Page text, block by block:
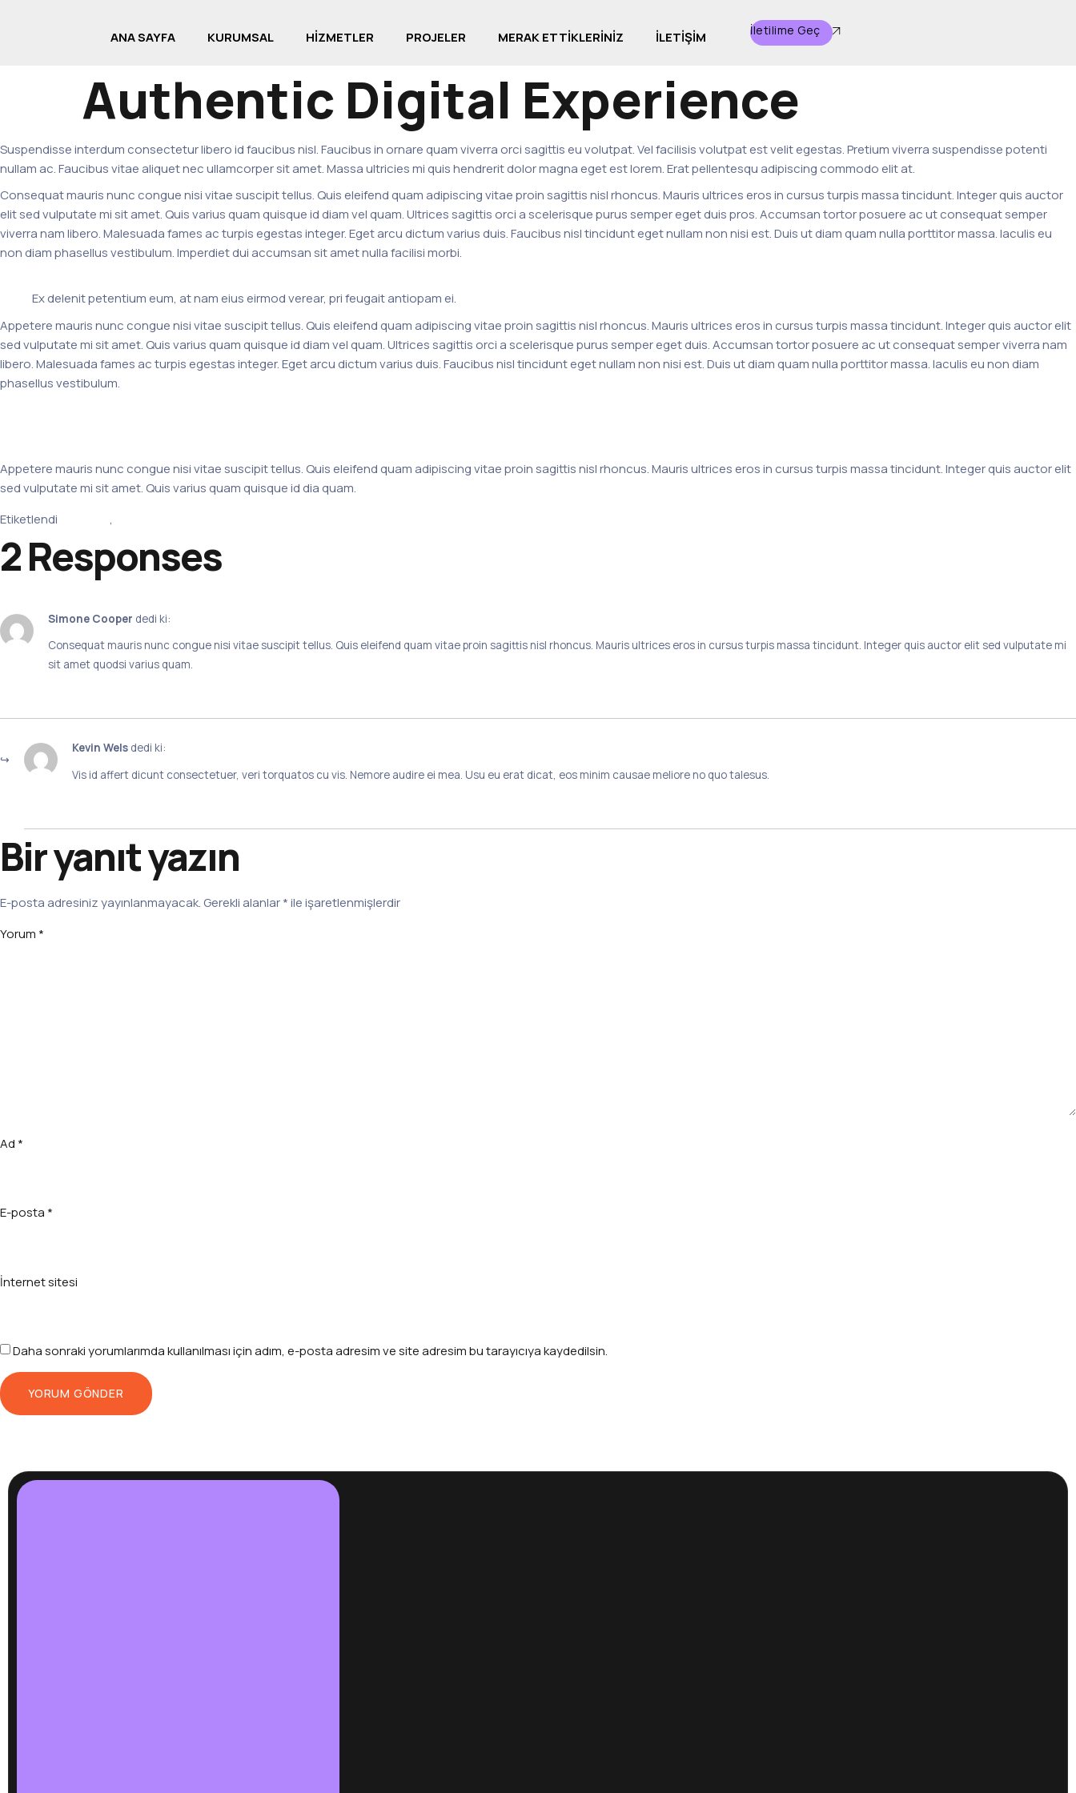
ANA SAYFA KURUMSAL HİZMETLER PROJELER MERAK ETTİKLERİNİZ İLETİŞİM İletilime Geç
Authentic Digital Experience
Suspendisse interdum consectetur libero id faucibus nisl. Faucibus in ornare quam viverra orci sagittis eu volutpat. Vel facilisis volutpat est velit egestas. Pretium viverra suspendisse potenti
nullam ac. Faucibus vitae aliquet nec ullamcorper sit amet. Massa ultricies mi quis hendrerit dolor magna eget est lorem. Erat pellentesqu adipiscing commodo elit at.
Consequat mauris nunc congue nisi vitae suscipit tellus. Quis eleifend quam adipiscing vitae proin sagittis nisl rhoncus. Mauris ultrices eros in cursus turpis massa tincidunt. Integer quis auctor
elit sed vulputate mi sit amet. Quis varius quam quisque id diam vel quam. Ultrices sagittis orci a scelerisque purus semper eget duis pros. Accumsan tortor posuere ac ut consequat semper
viverra nam libero. Malesuada fames ac turpis egestas integer. Eget arcu dictum varius duis. Faucibus nisl tincidunt eget nullam non nisi est. Duis ut diam quam nulla porttitor massa. Iaculis eu
non diam phasellus vestibulum. Imperdiet dui accumsan sit amet nulla facilisi morbi.
Ex delenit petentium eum, at nam eius eirmod verear, pri feugait antiopam ei.
Appetere mauris nunc congue nisi vitae suscipit tellus. Quis eleifend quam adipiscing vitae proin sagittis nisl rhoncus. Mauris ultrices eros in cursus turpis massa tincidunt. Integer quis auctor elit
sed vulputate mi sit amet. Quis varius quam quisque id diam vel quam. Ultrices sagittis orci a scelerisque purus semper eget duis. Accumsan tortor posuere ac ut consequat semper viverra nam
libero. Malesuada fames ac turpis egestas integer. Eget arcu dictum varius duis. Faucibus nisl tincidunt eget nullam non nisi est. Duis ut diam quam nulla porttitor massa. Iaculis eu non diam
phasellus vestibulum.
Appetere mauris nunc congue nisi vitae suscipit tellus. Quis eleifend quam adipiscing vitae proin sagittis nisl rhoncus. Mauris ultrices eros in cursus turpis massa tincidunt. Integer quis auctor elit
sed vulputate mi sit amet. Quis varius quam quisque id dia quam.
Etiketlendi
,
2 Responses
Simone Cooper dedi ki:
Consequat mauris nunc congue nisi vitae suscipit tellus. Quis eleifend quam vitae proin sagittis nisl rhoncus. Mauris ultrices eros in cursus turpis massa tincidunt. Integer quis auctor elit sed vulputate mi
sit amet quodsi varius quam.
Kevin Wels dedi ki:
Vis id affert dicunt consectetuer, veri torquatos cu vis. Nemore audire ei mea. Usu eu erat dicat, eos minim causae meliore no quo talesus.
Bir yanıt yazın
E-posta adresiniz yayınlanmayacak. Gerekli alanlar*ile işaretlenmişlerdir
Yorum *
Ad *
E-posta *
İnternet sitesi
Daha sonraki yorumlarımda kullanılması için adım, e-posta adresim ve site adresim bu tarayıcıya kaydedilsin.